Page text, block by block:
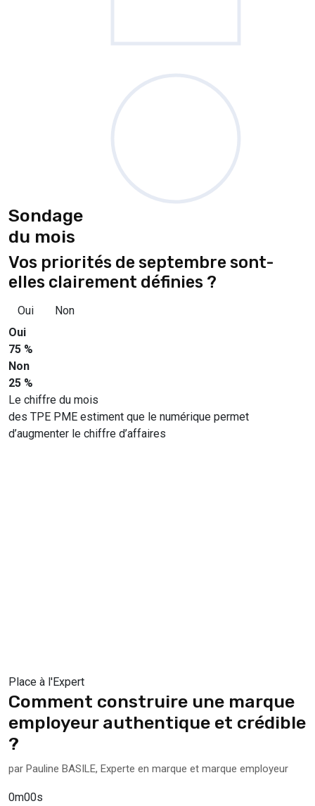
Sondage
du mois
Vos priorités de septembre sont-
elles clairement définies ?
Oui
Non
Oui
75 %
Non
25 %
Le chiffre du mois
des TPE PME estiment que le numérique permet
d’augmenter le chiffre d’affaires
Place à l'Expert
Comment construire une marque
employeur authentique et crédible
?
par Pauline BASILE, Experte en marque et marque employeur
0m00s